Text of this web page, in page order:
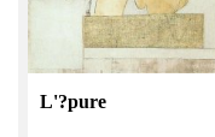
L'?pure